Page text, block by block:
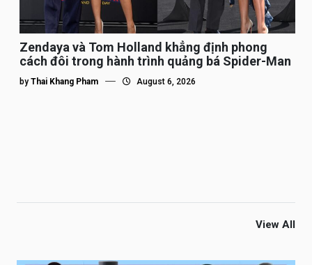
Zendaya và Tom Holland khẳng định phong
cách đôi trong hành trình quảng bá Spider-Man
by Thai Khang Pham August 6, 2026
View All